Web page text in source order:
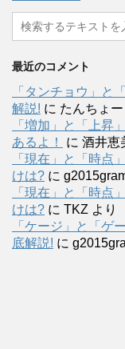
最近のコメント
「タンチョウ」と
解説! に たんちょー
「増加」と「上昇
あるよ！
に 酒井恵
「現在」と「時点
けは? に
「現在」と「時点
けは? に TKZ より
「ケージ」と「ゲ
底解説! に